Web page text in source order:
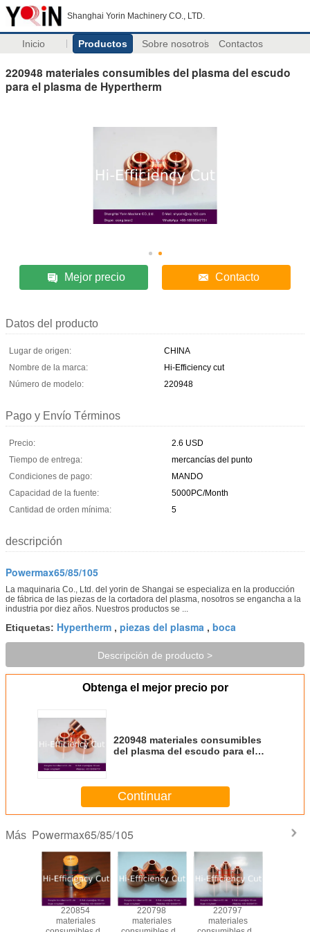
Shanghai Yorin Machinery CO., LTD.
Inicio Productos Sobre nosotros Contactos
220948 materiales consumibles del plasma del escudo
para el plasma de Hypertherm
Mejor precio Contacto
Datos del producto
Lugar de origen:
CHINA
Nombre de la marca:
Hi-Efficiency cut
Número de modelo:
220948
Pago y Envío Términos
Precio:
2.6 USD
Tiempo de entrega:
mercancías del punto
Condiciones de pago:
MANDO
Capacidad de la fuente:
5000PC/Month
Cantidad de orden mínima:
5
descripción
Powermax65/85/105
La maquinaria Co., Ltd. del yorin de Shangai se especializa en la producción
de fábrica de las piezas de la cortadora del plasma, nosotros se engancha a la
industria por diez años. Nuestros productos se ...
Etiquetas: Hypertherm , piezas del plasma , boca
Descripción de producto >
Obtenga el mejor precio por
220948 materiales consumibles
del plasma del escudo para el
Continuar
Más Powermax65/85/105
220854
materiales
220798
materiales
220797
materiales